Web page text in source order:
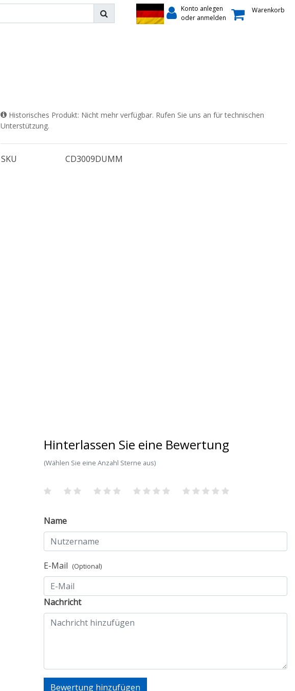
Konto anlegen
oder anmelden
Warenkorb
Historisches Produkt: Nicht mehr verfügbar. Rufen Sie uns an für technischen
Unterstützung.
SKU CD3009DUMM
Hinterlassen Sie eine Bewertung
(Wählen Sie eine Anzahl Sterne aus)
Name
E-Mail (Optional)
Nachricht
Bewertung hinzufügen